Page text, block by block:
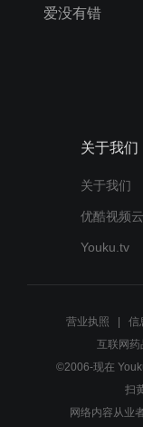
爱没有错
关于我们
关于我们
优酷视频云
Youku.tv
营业执照 信
互联网
©2006-现在
扫
网络内容从业